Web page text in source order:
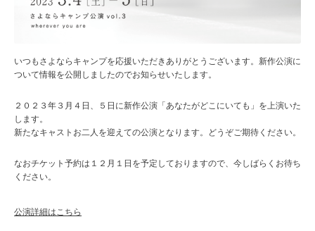
いつもさよならキャンプを応援いただきありがとうございます。新作公演に
ついて情報を公開しましたのでお知らせいたします。
２０２３年３月４日、５日に新作公演「あなたがどこにいても」を上演いた
します。
新たなキャストお二人を迎えての公演となります。どうぞご期待ください。
なおチケット予約は１２月１日を予定しておりますので、今しばらくお待ち
ください。
公演詳細はこちら